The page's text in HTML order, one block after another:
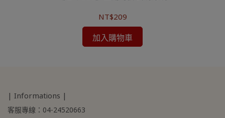
NT$209
加入購物車
| Informations |
客服專線：04-24520663